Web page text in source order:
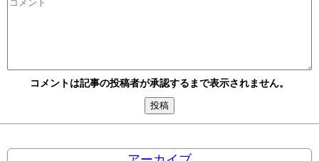
コメントは記事の投稿者が承認するまで表示されません。